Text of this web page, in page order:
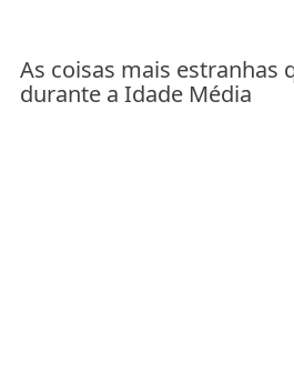
As coisas mais estranhas
durante a Idade Média